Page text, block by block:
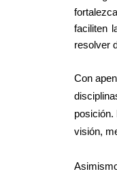
faciliten
resolver
Con
posición.
visión,